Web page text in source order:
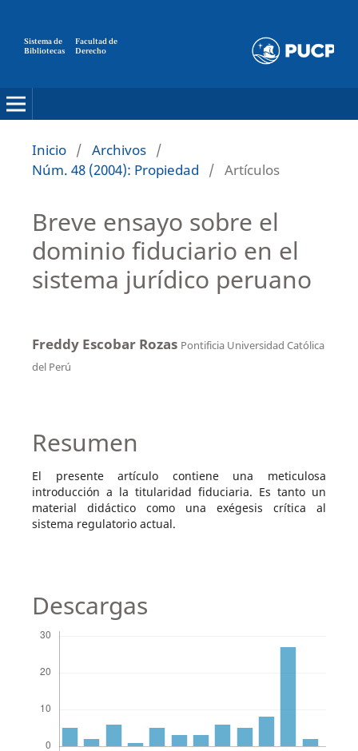
Sistema de
Bibliotecas
Facultad de
Derecho
Inicio / Archivos /
Núm. 48 (2004): Propiedad
/ Artículos
Breve ensayo sobre el
dominio fiduciario en el
sistema jurídico peruano
Freddy Escobar Rozas Pontificia Universidad Católica
del Perú
Resumen
El presente artículo contiene una meticulosa
introducción a la titularidad fiduciaria. Es tanto un
material didáctico como una exégesis crítica al
sistema regulatorio actual.
Descargas